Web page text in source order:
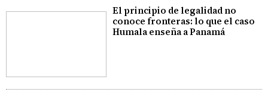
El principio de legalidad no
conoce fronteras: lo que el caso
Humala enseña a Panamá